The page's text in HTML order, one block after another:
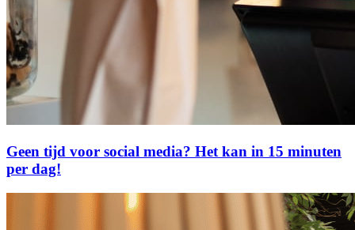
Geen tijd voor social media? Het kan in 15 minuten
per dag!